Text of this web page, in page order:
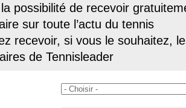
possibilité de recevoir
sur toute l’actu du tennis
recevoir, si vous le souhaitez,
de Tennisleader